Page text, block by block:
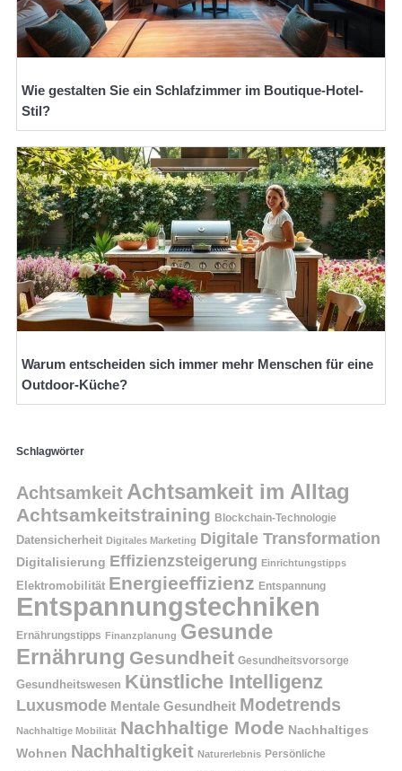
Wie gestalten Sie ein Schlafzimmer im Boutique-Hotel-
Stil?
Warum entscheiden sich immer mehr Menschen für eine
Outdoor-Küche?
Schlagwörter
Achtsamkeit Achtsamkeit im Alltag
Achtsamkeitstraining Blockchain-Technologie
Datensicherheit Digitales Marketing Digitale Transformation
Digitalisierung Effizienzsteigerung Einrichtungstipps
Elektromobilität Energieeffizienz Entspannung
Entspannungstechniken
Ernährungstipps Finanzplanung Gesunde
Ernährung Gesundheit Gesundheitsvorsorge
Gesundheitswesen Künstliche Intelligenz
Luxusmode Mentale Gesundheit Modetrends
Nachhaltige Mobilität Nachhaltige Mode Nachhaltiges
Wohnen Nachhaltigkeit Naturerlebnis Persönliche